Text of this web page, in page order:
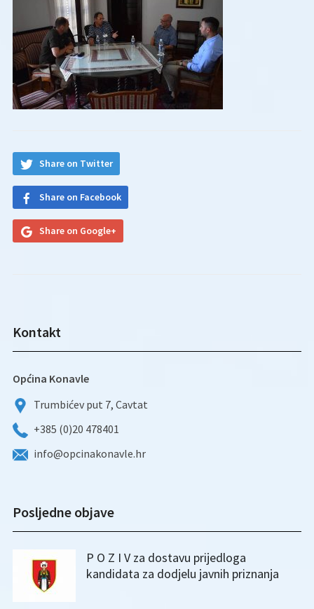
Share on Twitter
Share on Facebook
Share on Google+
Kontakt
Općina Konavle
Trumbićev put 7, Cavtat
+385 (0)20 478401
info@opcinakonavle.hr
Posljedne objave
P O Z I V za dostavu prijedloga
kandidata za dodjelu javnih priznanja